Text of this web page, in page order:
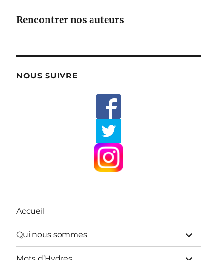
Rencontrer nos auteurs
NOUS SUIVRE
Accueil
Qui nous sommes
ouvrir
le
sous-
menu
ouvrir